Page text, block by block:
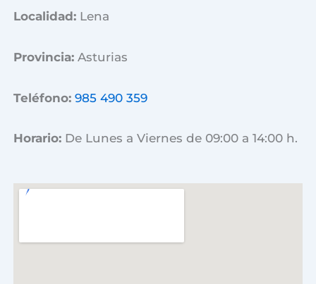
Localidad: Lena
Provincia:Asturias
Teléfono: 985 490 359
Horario: De Lunes a Viernes de 09:00 a 14:00 h.